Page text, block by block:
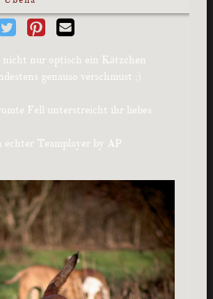
nicht nur optisch ein Kätzchen
genauso verschmust ;)
Fell unterstreicht ihr liebes
echter Teamplayer by AP